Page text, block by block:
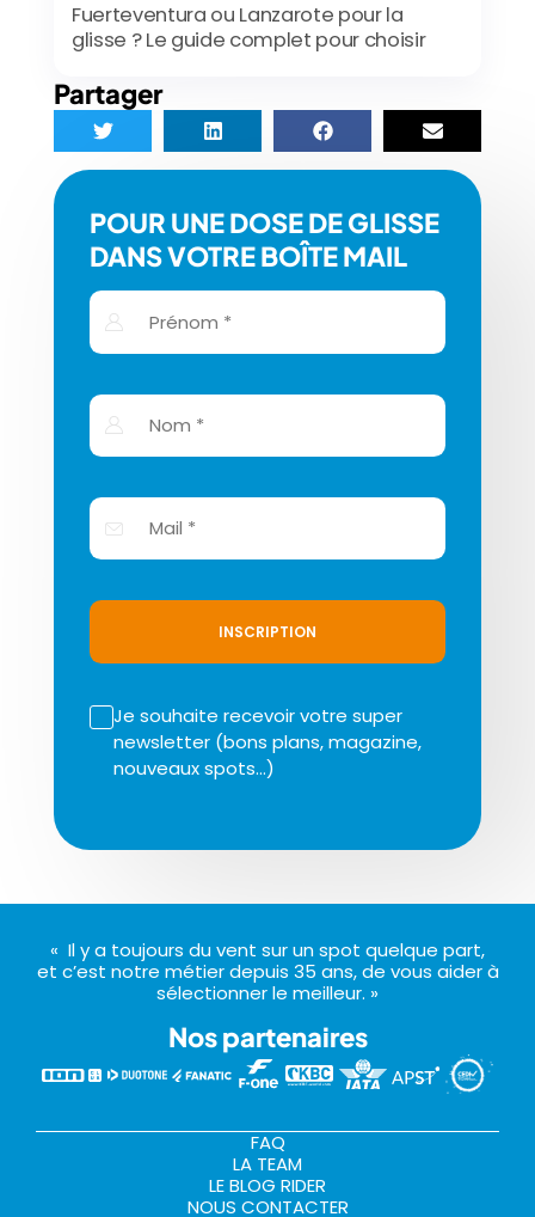
Fuerteventura ou Lanzarote pour la
glisse ? Le guide complet pour choisir
Partager
POUR UNE DOSE DE GLISSE
DANS VOTRE BOÎTE MAIL
INSCRIPTION
Je souhaite recevoir votre super
newsletter (bons plans, magazine,
nouveaux spots…)
« Il y a toujours du vent sur un spot quelque part,
et c’est notre métier depuis 35 ans, de vous aider à
sélectionner le meilleur. »
Nos partenaires
FAQ
LA TEAM
LE BLOG RIDER
NOUS CONTACTER